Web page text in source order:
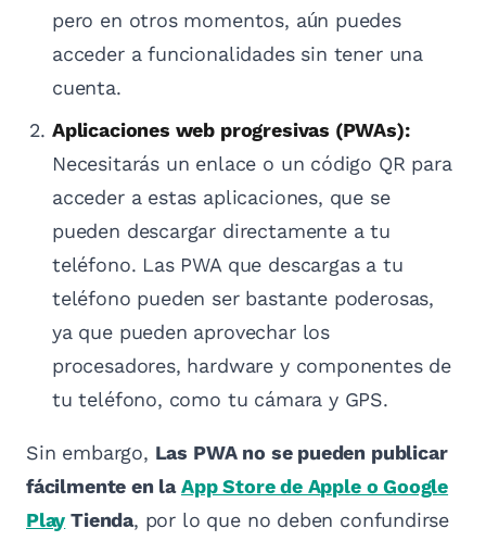
pero en otros momentos, aún puedes
acceder a funcionalidades sin tener una
cuenta.
Aplicaciones web progresivas (PWAs):
Necesitarás un enlace o un código QR para
acceder a estas aplicaciones, que se
pueden descargar directamente a tu
teléfono. Las PWA que descargas a tu
teléfono pueden ser bastante poderosas,
ya que pueden aprovechar los
procesadores, hardware y componentes de
tu teléfono, como tu cámara y GPS.
Sin embargo, Las PWA no se pueden publicar
fácilmente en laApp Store de Apple o Google
Play Tienda, por lo que no deben confundirse